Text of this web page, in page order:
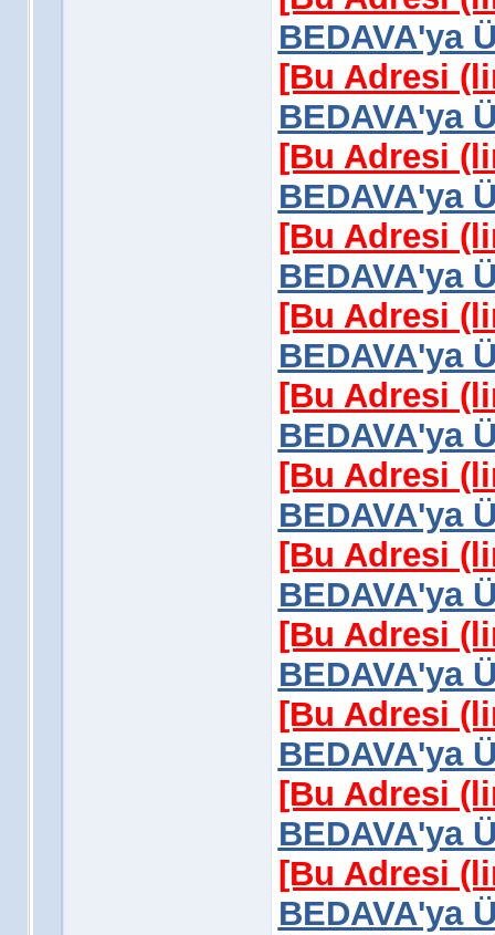
BEDAVA'ya
[Bu Adresi
BEDAVA'ya
[Bu Adresi
BEDAVA'ya
[Bu Adresi
BEDAVA'ya
[Bu Adresi
BEDAVA'ya
[Bu Adresi
BEDAVA'ya
[Bu Adresi
BEDAVA'ya
[Bu Adresi
BEDAVA'ya
[Bu Adresi
BEDAVA'ya
[Bu Adresi
BEDAVA'ya
[Bu Adresi
BEDAVA'ya
[Bu Adresi
BEDAVA'ya